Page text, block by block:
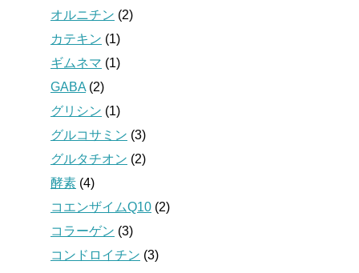
オルニチン (2)
カテキン (1)
ギムネマ (1)
GABA (2)
グリシン (1)
グルコサミン (3)
グルタチオン (2)
酵素 (4)
コエンザイムQ10 (2)
コラーゲン (3)
コンドロイチン (3)